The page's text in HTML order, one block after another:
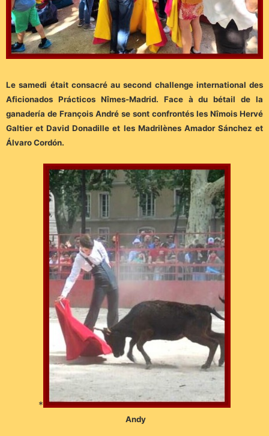
Le samedi était consacré au second challenge international des
Aficionados Prácticos Nîmes-Madrid. Face à du bétail de la
ganadería de François André se sont confrontés les Nîmois Hervé
Galtier et David Donadille et les Madrilènes Amador Sánchez et
Álvaro Cordón.
*
Andy